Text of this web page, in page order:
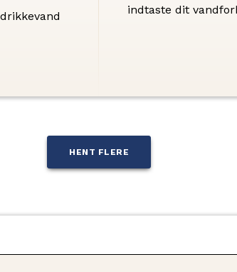
indtaste dit
HENT FLERE